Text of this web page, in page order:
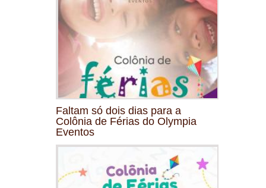
Faltam só dois dias para a
Colônia de Férias do Olympia
Eventos